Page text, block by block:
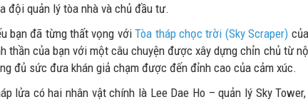
đội quản lý tòa nhà và chủ đầu tư.
bạn đã từng thất vọng vớiTòa tháp chọc trời (Sky Scraper)
thần của bạn với một câu chuyện được xây dựng chỉn chủ từ
đủ sức đưa khán giả chạm được đến đỉnh cao của cảm xúc.
lửa có hai nhân vật chính là Lee Dae Ho – quản lý Sky